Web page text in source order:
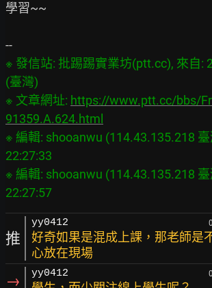
學習~~
※ 發信站: 批踢踢實業坊(ptt.cc), 來自:
(臺灣)
※ 文章網址: https://www.ptt.cc/bbs/
91359.A.624.html
※ 編輯: shooanwu (114.43.135.218
22:27:33
※ 編輯: shooanwu (114.43.135.218
推
yy0412
好奇如果是混成上課，那老師是
心放在現場
→ yy0412